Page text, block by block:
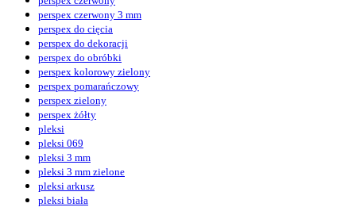
perspex czerwony 3 mm
perspex do cięcia
perspex do dekoracji
perspex do obróbki
perspex kolorowy zielony
perspex pomarańczowy
perspex zielony
perspex żółty
pleksi
pleksi 069
pleksi 3 mm
pleksi 3 mm zielone
pleksi arkusz
pleksi biała